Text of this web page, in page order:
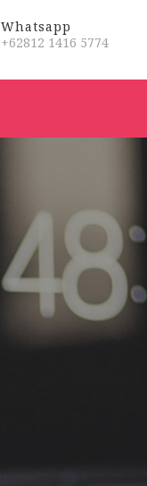
Whatsapp
+62812 1416 5774